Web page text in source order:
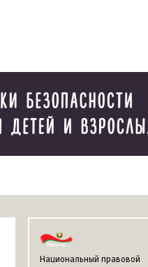
Национальный правовой